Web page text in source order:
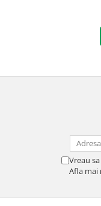
Vreau
Afla mai